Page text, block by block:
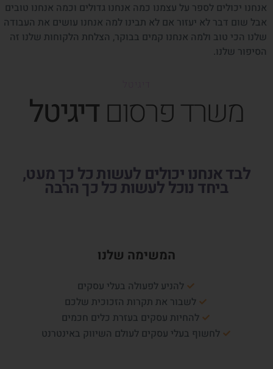
אנחנו יכולים לספר על עצמנו כמה אנחנו גדולים וכמה אנחנו טובים
אבל שום דבר לא יעזור אם לא תבינו למה אנחנו עושים את העבודה
שלנו הכי טוב ולמה אנחנו קמים בבוקר, הצלחת הלקוחות שלנו זה
הסיפור שלנו.
משרד פרסוםדיגיטל
לבד אנחנו יכולים לעשות כל כך מעט,
ביחד נוכל לעשות כל כך הרבה
המשימה שלנו
להניע לפעולה בעלי עסקים
לשבור את תקרות הזכוכית שלכם
להחיות עסקים בעזרת כלים חכמים
לחשוף בעלי עסקים לעולם השיווק באינטרנט